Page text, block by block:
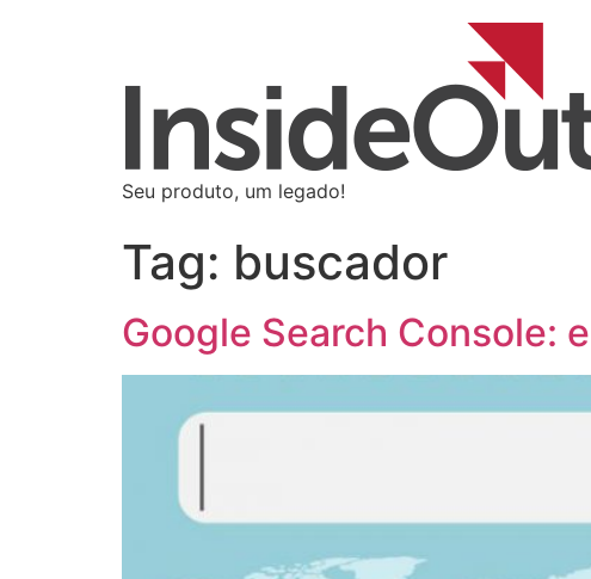
Seu produto, um legado!
Tag: buscador
Google Search Console: